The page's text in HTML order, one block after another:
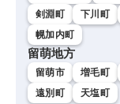
剣淵町
下川町
幌加内町
留萌地方
留萌市 増毛町
遠別町
天塩町